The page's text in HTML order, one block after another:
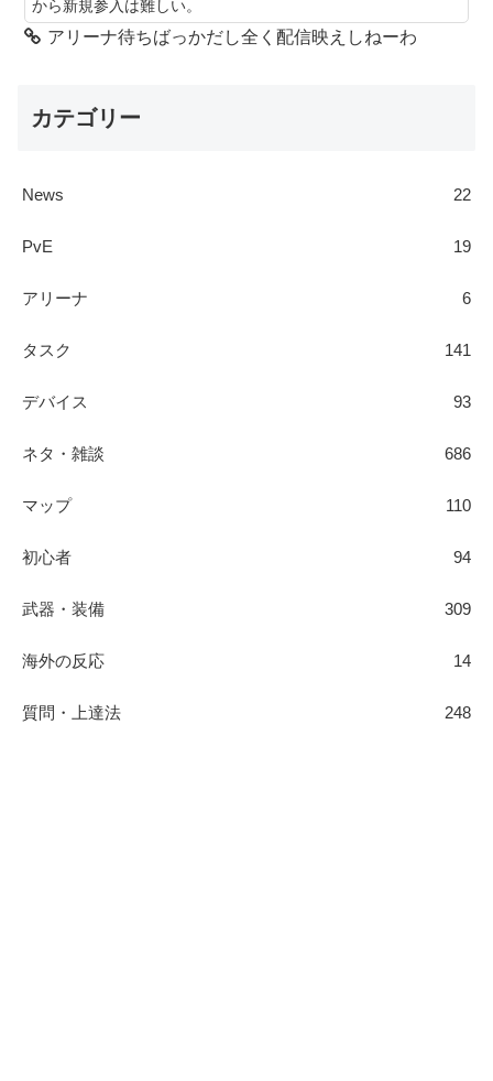
から新規参入は難しい。
アリーナ待ちばっかだし全く配信映えしねーわ
カテゴリー
News 22
PvE 19
アリーナ 6
タスク 141
デバイス 93
ネタ・雑談 686
マップ 110
初心者 94
武器・装備 309
海外の反応 14
質問・上達法 248